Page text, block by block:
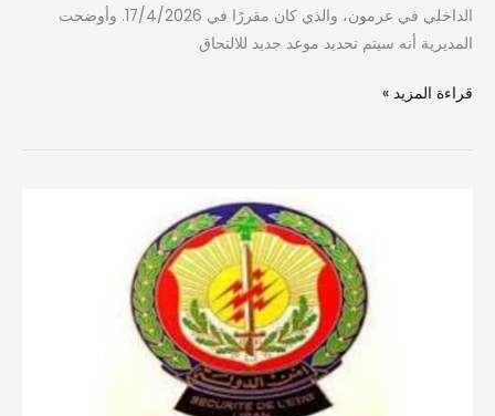
الداخلي في عرمون، والذي كان مقررًا في 17/4/2026. وأوضحت
المديرية أنه سيتم تحديد موعد جديد للالتحاق
قراءة المزيد »